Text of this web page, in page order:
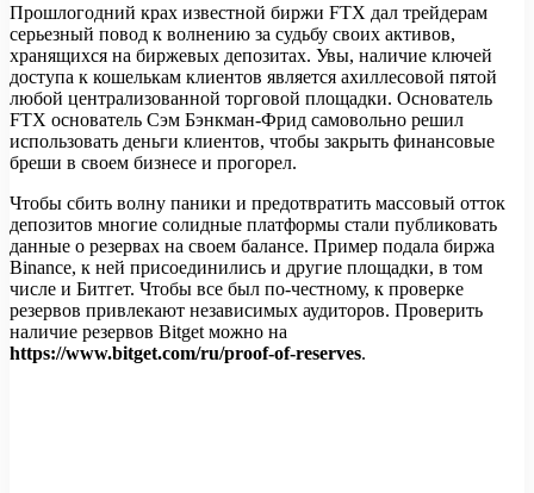
Прошлогодний крах известной биржи FTX дал трейдерам
серьезный повод к волнению за судьбу своих активов,
хранящихся на биржевых депозитах. Увы, наличие ключей
доступа к кошелькам клиентов является ахиллесовой пятой
любой централизованной торговой площадки. Основатель
FTX основатель Сэм Бэнкман-Фрид самовольно решил
использовать деньги клиентов, чтобы закрыть финансовые
бреши в своем бизнесе и прогорел.
Чтобы сбить волну паники и предотвратить массовый отток
депозитов многие солидные платформы стали публиковать
данные о резервах на своем балансе. Пример подала биржа
Binance, к ней присоединились и другие площадки, в том
числе и Битгет. Чтобы все был по-честному, к проверке
резервов привлекают независимых аудиторов. Проверить
наличие резервов Bitget можно на
https://www.bitget.com/ru/proof-of-reserves.